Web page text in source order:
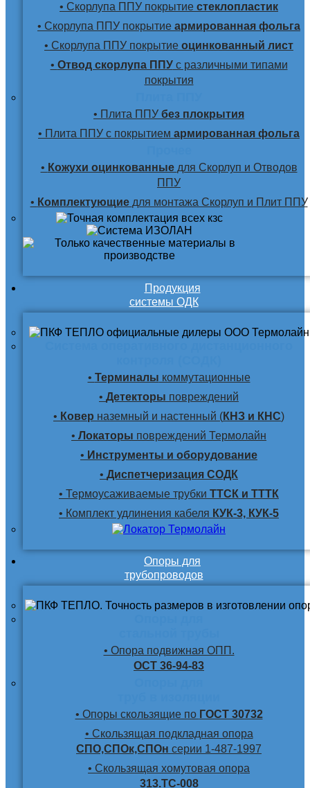
• Скорлупа ППУ покрытие стеклопластик
• Скорлупа ППУ покрытие армированная фольга
• Скорлупа ППУ покрытие оцинкованный лист
• Отвод скорлупа ППУс различными типами
покрытия
• Плита ППУ без плокрытия
• Плита ППУ с покрытием армированная фольга
• Кожухи оцинкованные для Скорлуп и Отводов
ППУ
• Комплектующие для монтажа Скорлуп и Плит ППУ
Продукция
системы ОДК
• Терминалы коммутационные
• Детекторы повреждений
• Ковер наземный и настенный (КНЗ и КНС)
• Локаторы повреждений Термолайн
• Инструменты и оборудование
• Диспетчеризация СОДК
• Термоусаживаемые трубки ТТСК и ТТТК
• Комплект удлинения кабеля КУК-3, КУК-5
Опоры для
трубопроводов
• Опора подвижная ОПП.
ОСТ 36-94-83
• Опоры скользящие по ГОСТ 30732
• Скользящая подкладная опора
СПО,СПОк,СПОн серии 1-487-1997
• Скользящая хомутовая опора
313.ТС-008